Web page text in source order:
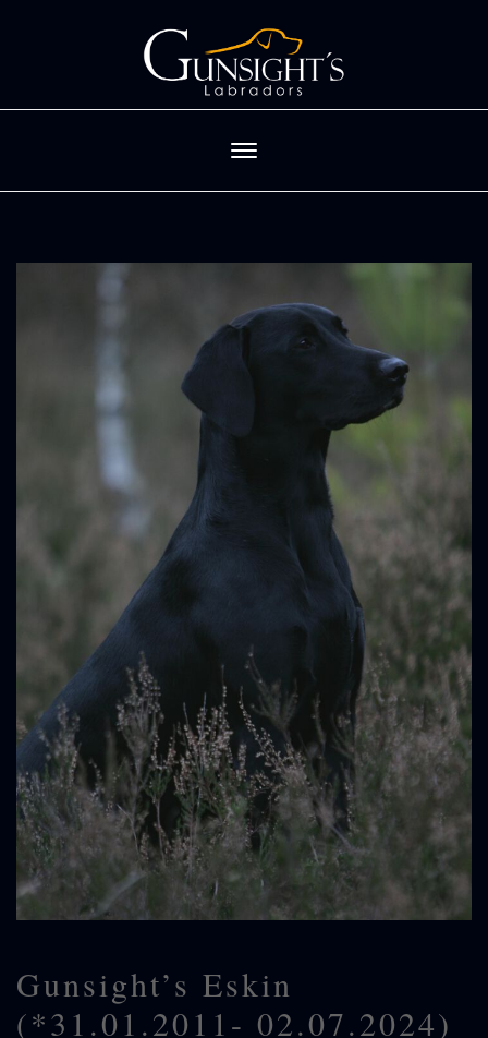
Gunsight’s Eskin
(*31.01.2011- 02.07.2024)